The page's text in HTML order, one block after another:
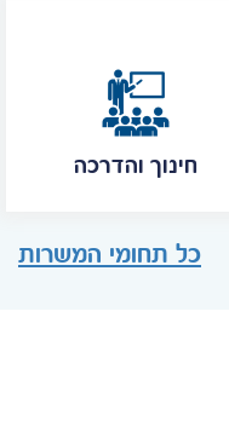
חינוך והדרכה
כל תחומי המשרות